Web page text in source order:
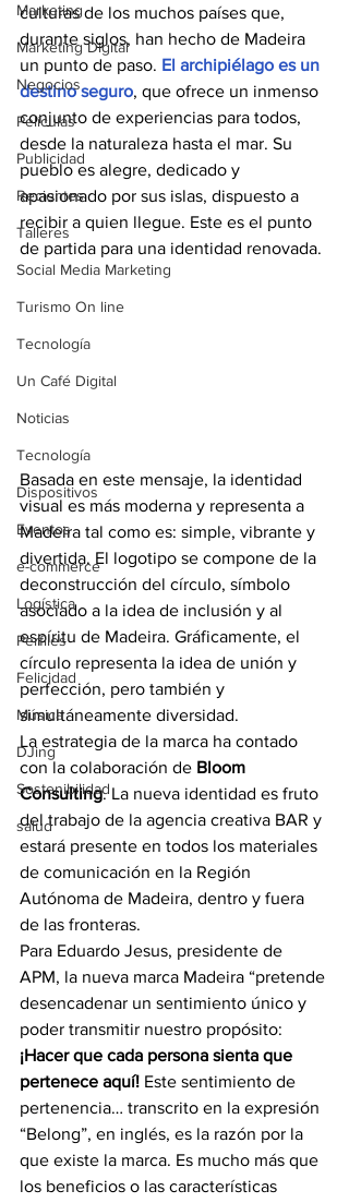
Marketing
Marketing Digital
Negocios
Películas
Publicidad
Recientes
Talleres
Social Media Marketing
Turismo On line
Tecnología
Un Café Digital
Noticias
Tecnología
Dispositivos
Eventos
e-commerce
Logística
Perfiles
Felicidad
Música
DJing
Sostenibilidad
salud
culturas de los muchos países que,
durante siglos, han hecho de Madeira
un punto de paso. El archipiélago es un
destino seguro, que ofrece un inmenso
conjunto de experiencias para todos,
desde la naturaleza hasta el mar. Su
pueblo es alegre, dedicado y
apasionado por sus islas, dispuesto a
recibir a quien llegue. Este es el punto
de partida para una identidad renovada.
Basada en este mensaje, la identidad
visual es más moderna y representa a
Madeira tal como es: simple, vibrante y
divertida. El logotipo se compone de la
deconstrucción del círculo, símbolo
asociado a la idea de inclusión y al
espíritu de Madeira. Gráficamente, el
círculo representa la idea de unión y
perfección, pero también y
simultáneamente diversidad.
La estrategia de la marca ha contado
con la colaboración de Bloom
Consulting. La nueva identidad es fruto
del trabajo de la agencia creativa BAR y
estará presente en todos los materiales
de comunicación en la Región
Autónoma de Madeira, dentro y fuera
de las fronteras.
Para Eduardo Jesus, presidente de
APM, la nueva marca Madeira “pretende
desencadenar un sentimiento único y
poder transmitir nuestro propósito:
¡Hacer que cada persona sienta que
pertenece aquí! Este sentimiento de
pertenencia… transcrito en la expresión
“Belong”, en inglés, es la razón por la
que existe la marca. Es mucho más que
los beneficios o las características